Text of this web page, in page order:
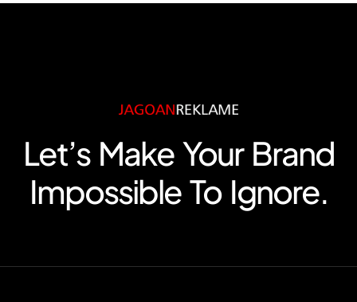
Let’s Make Your Brand
Impossible To Ignore.